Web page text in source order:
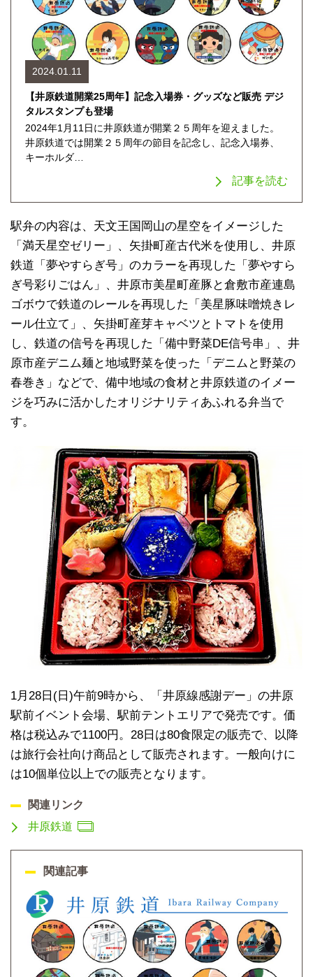
2024.01.11
【井原鉄道開業25周年】記念入場券・グッズなど販売 デジ
タルスタンプも登場
2024年1月11日に井原鉄道が開業２５周年を迎えました。
井原鉄道では開業２５周年の節目を記念し、記念入場券、
キーホルダ…
記事を読む
駅弁の内容は、天文王国岡山の星空をイメージした
「満天星空ゼリー」、矢掛町産古代米を使用し、井原
鉄道「夢やすらぎ号」のカラーを再現した「夢やすら
ぎ号彩りごはん」、井原市美星町産豚と倉敷市産連島
ゴボウで鉄道のレールを再現した「美星豚味噌焼きレ
ール仕立て」、矢掛町産芽キャベツとトマトを使用
し、鉄道の信号を再現した「備中野菜DE信号串」、井
原市産デニム麺と地域野菜を使った「デニムと野菜の
春巻き」などで、備中地域の食材と井原鉄道のイメー
ジを巧みに活かしたオリジナリティあふれる弁当で
す。
1月28日(日)午前9時から、「井原線感謝デー」の井原
駅前イベント会場、駅前テントエリアで発売です。価
格は税込みで1100円。28日は80食限定の販売で、以降
は旅行会社向け商品として販売されます。一般向けに
は10個単位以上での販売となります。
関連リンク
井原鉄道
関連記事